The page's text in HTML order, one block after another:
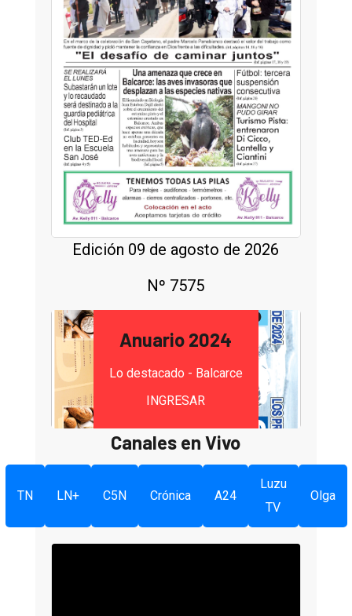
Edición 09 de agosto de 2026
Nº 7575
Anuario 2024
Lo destacado - Balcarce
INGRESAR
Canales en Vivo
TN LN+ C5N Crónica A24
Luzu
TV
Olga